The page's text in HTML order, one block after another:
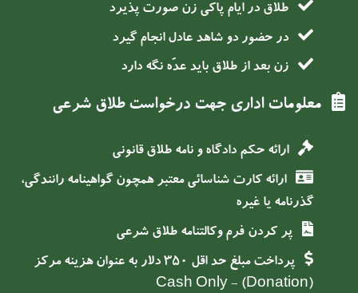
طلاق در ایام پاکی زن صورت پذیرد
در حضور دو شاهد عادل انجام گیرد
زن بعد از طلاق باید عدّه نگه دارد
معلومات اداری جهت درخواست طلاق شرعى
ارائه حكم دادگاه و نامه طلاق قانونی
ارائه کارت شناسائی معتبر همچون گواهینامه رانندگی،
گذرنامه یا غیره
پر كردن فرم وكالتنامه طلاق شرعی
پرداخت مبلغ حد اقل 350 دلار به عنوان هزینه مرکز
(Donation) - Cash Only